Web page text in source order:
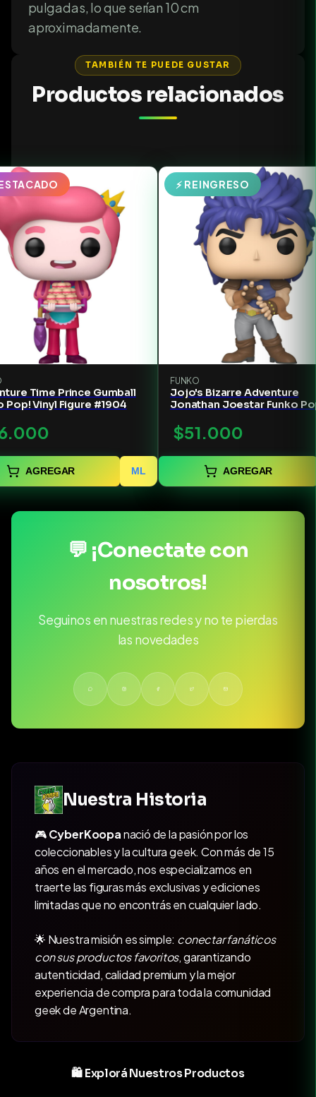
pulgadas, lo que serían 10 cm
aproximadamente.
TAMBIÉN TE PUEDE GUSTAR
Productos relacionados
Time Prince Gumball
Pop! Vinyl Figure #1904
AGREGAR ML
⚡ REINGRESO
FUNKO
Jojo's Bizarre Adventure
Jonathan Joestar Funko
$51.000
AGREGAR
💬 ¡Conectate con
nosotros!
Seguinos en nuestras redes y no te pierdas
las novedades
Nuestra Historia
🎮CyberKoopanació de la pasión por los
coleccionables y la cultura geek. Con más de 15
años en el mercado, nos especializamos en
traerte las figuras más exclusivas y ediciones
limitadas que no encontrás en cualquier lado.
🌟 Nuestra misión es simple: conectar fanáticos
con sus productos favoritos, garantizando
autenticidad, calidad premium y la mejor
experiencia de compra para toda la comunidad
geek de Argentina.
🛍️ Explorá Nuestros Productos